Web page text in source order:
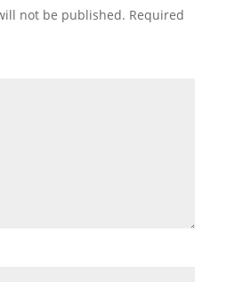
not be published. Required